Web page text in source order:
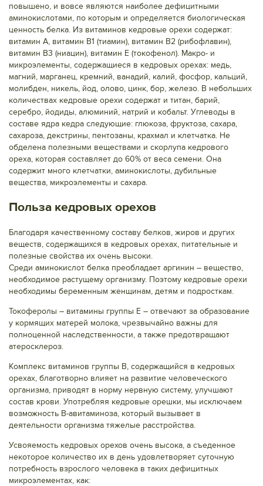
повышено, и вовсе являются наиболее дефицитными
аминокислотами, по которым и определяется биологическая
ценность белка. Из витаминов кедровые орехи содержат:
витамин А, витамин В1 (тиамин), витамин В2 (рибофлавин),
витамин В3 (ниацин), витамин Е (токофенол). Макро- и
микроэлементы, содержащиеся в кедровых орехах: медь,
магний, марганец, кремний, ванадий, калий, фосфор, кальций,
молибден, никель, йод, олово, цинк, бор, железо. В небольших
количествах кедровые орехи содержат и титан, барий,
серебро, йодиды, алюминий, натрий и кобальт. Углеводы в
составе ядра кедра следующие: глюкоза, фруктоза, сахара,
сахароза, декстрины, пентозаны, крахмал и клетчатка. Не
обделена полезными веществами и скорлупа кедрового
ореха, которая составляет до 60% от веса семени. Она
содержит много клетчатки, аминокислоты, дубильные
вещества, микроэлементы и сахара.
Польза кедровых орехов
Благодаря качественному составу белков, жиров и других
веществ, содержащихся в кедровых орехах, питательные и
полезные свойства их очень высоки.
Среди аминокислот белка преобладает аргинин – вещество,
необходимое растущему организму. Поэтому кедровые орехи
необходимы беременным женщинам, детям и подросткам.
Токоферолы – витамины группы Е – отвечают за образование
у кормящих матерей молока, чрезвычайно важны для
полноценной наследственности, а также предотвращают
атеросклероз.
Комплекс витаминов группы В, содержащийся в кедровых
орехах, благотворно влияет на развитие человеческого
организма, приводят в норму нервную систему, улучшают
состав крови. Употребляя кедровые орешки, мы исключаем
возможность В-авитаминоза, который вызывает в
деятельности организма тяжелые расстройства.
Усвояемость кедровых орехов очень высока, а съеденное
некоторое количество их в день удовлетворяет суточную
потребность взрослого человека в таких дефицитных
микроэлементах, как: